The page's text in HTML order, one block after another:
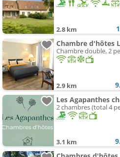
2.8 km
Chambre d'hôtes
Chambre double, 2
2.9 km
Les Agapanthes
2 chambres (total 4
3.1 km